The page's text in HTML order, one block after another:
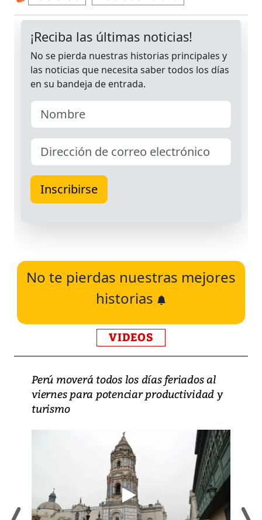
No te pierdas nuestras mejores
historias
VIDEOS
Perú moverá todos los días feriados al
viernes para potenciar productividad y
turismo